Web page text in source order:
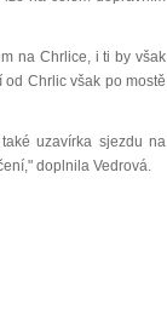
na Chrlice, i ti by však
Chrlic však po mostě
uzavírka sjezdu na
doplnila Vedrová.